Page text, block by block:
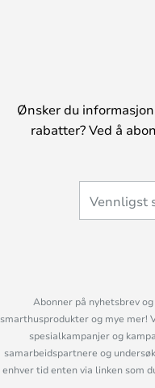
Ønsker du
rabatter? Ved å
Abonner på nyhetsbrev
smarthusprodukter og mye mer!
spesialkampanjer og
samarbeidspartnere og
enhver tid enten via linken som